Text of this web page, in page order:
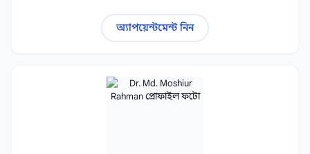
অ্যাপয়েন্টমেন্ট নিন